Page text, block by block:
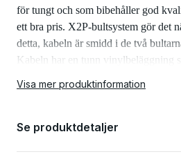
för tungt och som bibehåller god
ett bra pris. X2P-bultsystem gör det
detta, kabeln är smidd i de två
Kabeln har en tunn vinylbeläggning
Visa mer produktinformation
Se produktdetaljer